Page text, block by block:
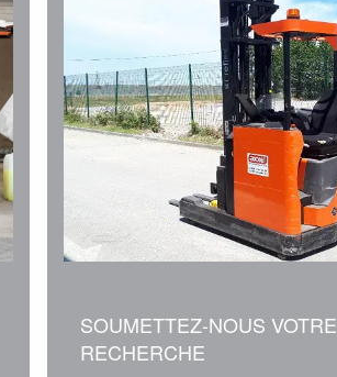
SOUMETTEZ-NOUS VOTRE
RECHERCHE